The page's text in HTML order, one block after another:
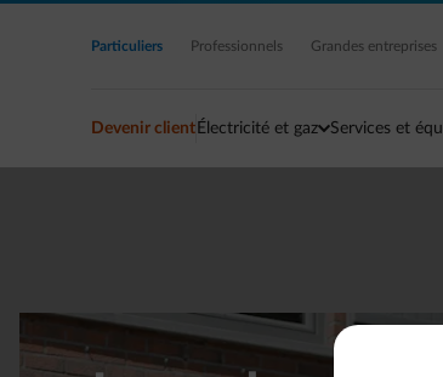
Accéder au contenu principal
Particuliers Professionnels Grandes entreprises
Devenir client Électricité et gaz Services et